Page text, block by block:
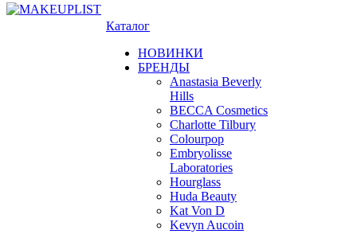
Каталог
НОВИНКИ
БРЕНДЫ
Anastasia Beverly
Hills
BECCA Cosmetics
Charlotte Tilbury
Colourpop
Embryolisse
Laboratories
Hourglass
Huda Beauty
Kat Von D
Kevyn Aucoin